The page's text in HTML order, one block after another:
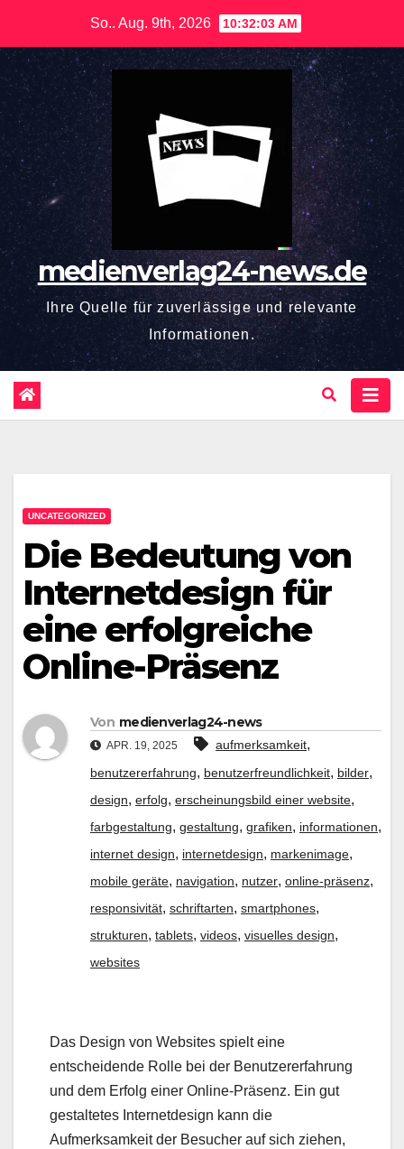
springen
So.. Aug. 9th, 2026 10:32:04 AM
medienverlag24-news.de
Ihre Quelle für zuverlässige und relevante
Informationen.
UNCATEGORIZED
Die Bedeutung von
Internetdesign für
eine erfolgreiche
Online-Präsenz
Von medienverlag24-news
APR. 19, 2025 aufmerksamkeit,
benutzererfahrung, benutzerfreundlichkeit, bilder,
design, erfolg, erscheinungsbild einer website,
farbgestaltung, gestaltung, grafiken, informationen,
internet design, internetdesign, markenimage,
mobile geräte, navigation, nutzer, online-präsenz,
responsivität, schriftarten, smartphones,
strukturen, tablets, videos, visuelles design,
websites
Das Design von Websites spielt eine
entscheidende Rolle bei der Benutzererfahrung
und dem Erfolg einer Online-Präsenz. Ein gut
gestaltetes Internetdesign kann die
Aufmerksamkeit der Besucher auf sich ziehen,